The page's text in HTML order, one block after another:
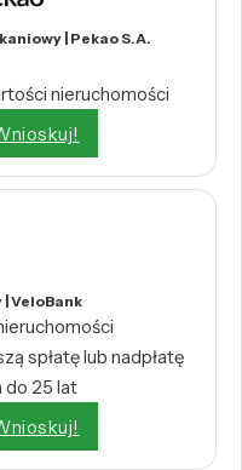
| Pekao S.A.
nieruchomości
VeloBank
spłatę lub nadpłatę
do 25 lat